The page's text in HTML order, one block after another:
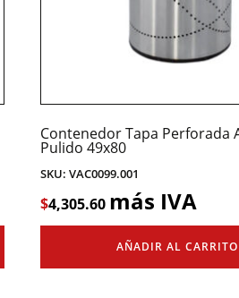
Contenedor Tapa Perforada
Pulido 49x80
SKU: VAC0099.001
$4,305.60 más IVA
AÑADIR AL CARRITO